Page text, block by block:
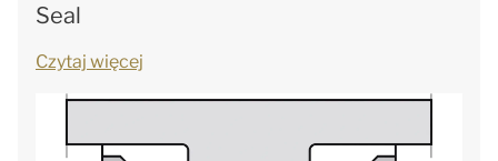
Seal
Czytaj więcej